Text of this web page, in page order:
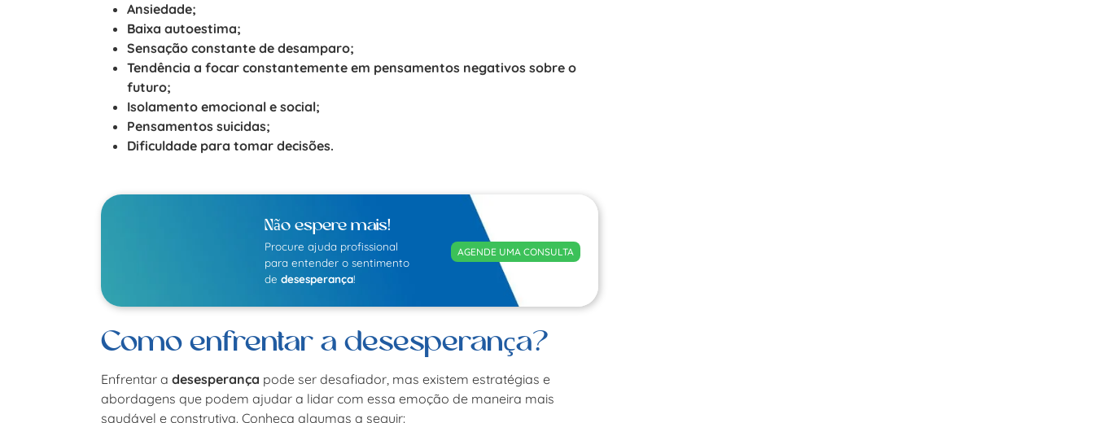
Ansiedade;
Baixa autoestima;
Sensação constante de desamparo;
Tendência a focar constantemente em pensamentos negativos sobre o
futuro;
Isolamento emocional e social;
Pensamentos suicidas;
Dificuldade para tomar decisões.
Não espere mais!
Procure ajuda profissional
para entender o sentimento
de desesperança!
AGENDE UMA CONSULTA
Como enfrentar a desesperança?
Enfrentar a desesperança pode ser desafiador, mas existem estratégias e
abordagens que podem ajudar a lidar com essa emoção de maneira mais
saudável e construtiva. Conheça algumas a seguir: